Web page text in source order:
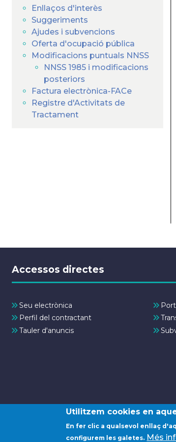
Enllaços d'interès
Suggeriments
Ajudes i subvencions
Oferta d'ocupació pública
Modificacions puntuals NNSS
NNSS 1985 i modificacions
posteriors
Factura electrònica-FACe
Registre d'Activitats de
Tractament
Accessos directes
Seu electrònica
Perfil del contractant
Tauler d'anuncis
Utilitzem cookies en
En fer clic a qualsevol enllaç
configurem les galetes. Més